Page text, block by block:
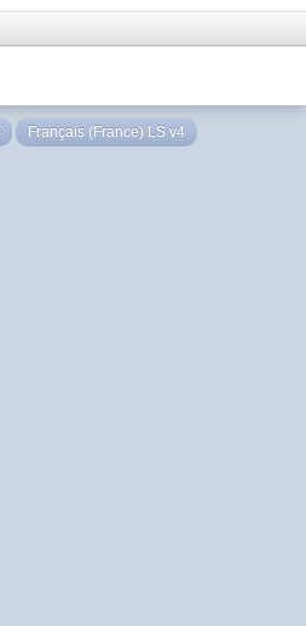
Français (France) LS v4